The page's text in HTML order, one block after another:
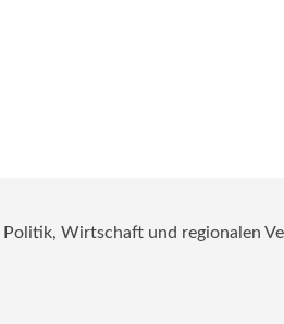
Wirtschaft und regionalen